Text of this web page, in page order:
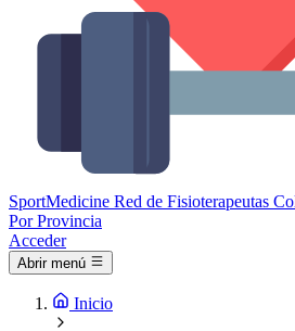
SportMedicine Red de Fisioterapeutas
Por Provincia
Acceder
Abrir menú
Inicio